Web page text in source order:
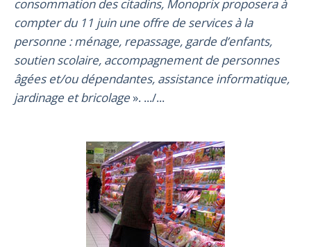
consommation des citadins, Monoprix proposera à
compter du 11 juin une offre de services à la
personne : ménage, repassage, garde d’enfants,
soutien scolaire, accompagnement de personnes
âgées et/ou dépendantes, assistance informatique,
jardinage et bricolage». .../...